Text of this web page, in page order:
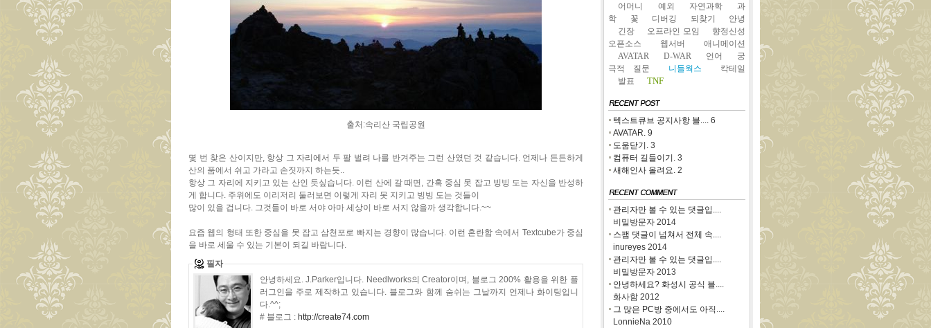
출처:속리산 국립공원
몇 번 찾은 산이지만, 항상 그 자리에서 두 팔 벌려 나를 반겨주는 그런 산였던 것 같습니다. 언제나 든든하게
산의 품에서 쉬고 가라고 손짓까지 하는듯..
항상 그 자리에 지키고 있는 산인 듯싶습니다. 이런 산에 갈 때면, 간혹 중심 못 잡고 빙빙 도는 자신을 반성하
게 합니다. 주위에도 이리저리 둘러보면 이렇게 자리 못 지키고 빙빙 도는 것들이
많이 있을 겁니다. 그것들이 바로 서야 아마 세상이 바로 서지 않을까 생각합니다.~~
요즘 웹의 형태 또한 중심을 못 잡고 삼천포로 빠지는 경향이 많습니다. 이런 혼란함 속에서 Textcube가 중심
을 바로 세울 수 있는 기본이 되길 바랍니다.
필자
안녕하세요. J.Parker입니다. Needlworks의 Creator이며, 블로그 200% 활용을 위한 플
러그인을 주로 제작하고 있습니다. 블로그와 함께 숨쉬는 그날까지 언제나 화이팅입니
다.^^;
# 블로그 : http://create74.com
어머니
예외 자연과학
과
학
꽃 디버깅 되찾기
안녕
긴장
오프라인 모임
향정신성
오픈소스
웹서버
애니메이션
AVATAR
D-WAR 언어
궁
극적 질문
니들웍스
칵테일
발표
TNF
텍스트큐브 공지사항 블.... 6
AVATAR. 9
도움닫기. 3
컴퓨터 길들이기. 3
새해인사 올려요. 2
관리자만 볼 수 있는 댓글입....
비밀방문자 2014
스팸 댓글이 넘쳐서 전체 속....
inureyes 2014
관리자만 볼 수 있는 댓글입....
비밀방문자 2013
안녕하세요? 화성시 공식 블....
화사함 2012
그 많은 PC방 중에서도 아직....
LonnieNa 2010